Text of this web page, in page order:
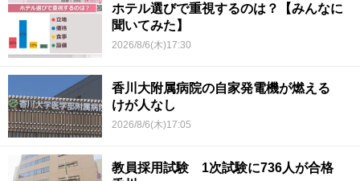
ホテル選びで重視するのは？【みんなに
聞いてみた】
2026/8/6(木)17:30
香川大附属病院の自家発電機が燃える
けが人なし
2026/8/6(木)17:05
教員採用試験 1次試験に736人が合格